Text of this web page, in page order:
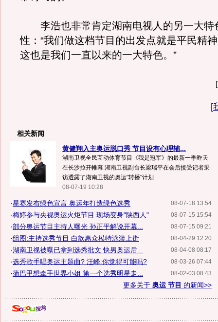
李浩也非常肯定湖南电视人的另一大
性：“我们做这档节目的出发点就是平民精
这也是我们一直以来的一大特色。”
[
相关新闻
黄健翔入主奥运脱口秀 节目设有心理辅...
湖南卫视全民互动体育节目《我是冠军》的最新一季昨天
在长沙拉开帷幕.湖南卫视副台长梁瑞平在会后接受记者采
访透露了湖南卫视的奥运"转播"计划...
08-07-19 10:28
08-07-18 13:54
·星赛发布绿色宣言 奥运年打造绿色选秀
08-07-15 15:54
·梅婷参与央视奥运火炬节目 现场变身"陕西人"
08-07-15 09:21
·部分奥运节目主持人曝光 孙正平解说开幕...
08-04-29 12:20
·组图:主持选秀节目 白歆惠众模特泳装上街
08-04-08 08:17
·湖南卫视被曝已拿到选秀批文 快男奥运后...
08-03-26 07:44
·选秀歌手唱奥运主题曲? 汪峰:你觉得可能吗?
08-02-03 08:43
·蒲巴甲想牵手世界小姐 第一个选秀明星走...
更多关于 奥运 节目 的新闻>>